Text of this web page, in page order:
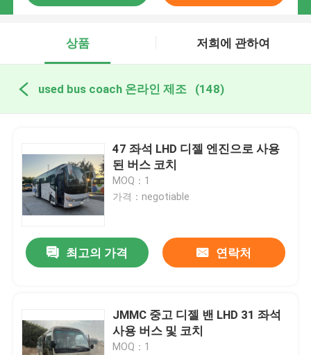
상품 저희에 관하여
used bus coach 온라인 제조 (148)
47 좌석 LHD 디젤 엔진으로 사용
된 버스 코치
MOQ：1
가격：negotiable
최고의 가격 연락처
JMMC 중고 디젤 밴 LHD 31 좌석
사용 버스 및 코치
MOQ：1